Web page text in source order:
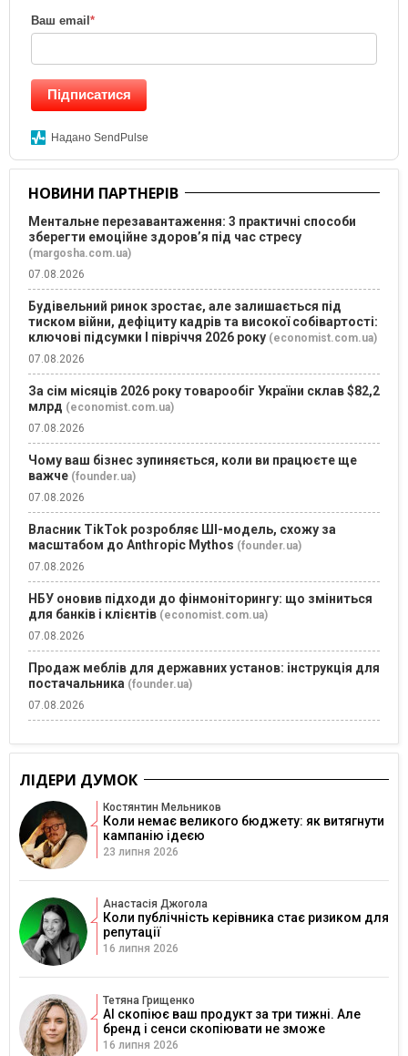
Ваш email *
Підписатися
Надано SendPulse
НОВИНИ ПАРТНЕРІВ
Ментальне перезавантаження: 3 практичні способи
зберегти емоційне здоров’я під час стресу
(margosha.com.ua)
07.08.2026
Будівельний ринок зростає, але залишається під
тиском війни, дефіциту кадрів та високої собівартості:
ключові підсумки І півріччя 2026 року (economist.com.ua)
07.08.2026
За сім місяців 2026 року товарообіг України склав $82,2
млрд (economist.com.ua)
07.08.2026
Чому ваш бізнес зупиняється, коли ви працюєте ще
важче (founder.ua)
07.08.2026
Власник TikTok розробляє ШІ-модель, схожу за
масштабом до Anthropic Mythos (founder.ua)
07.08.2026
НБУ оновив підходи до фінмоніторингу: що зміниться
для банків і клієнтів (economist.com.ua)
07.08.2026
Продаж меблів для державних установ: інструкція для
постачальника (founder.ua)
07.08.2026
ЛІДЕРИ ДУМОК
Костянтин Мельников
Коли немає великого бюджету: як витягнути
кампанію ідеєю
23 липня 2026
Анастасія Джогола
Коли публічність керівника стає ризиком для
репутації
16 липня 2026
Тетяна Грищенко
AI скопіює ваш продукт за три тижні. Але
бренд і сенси скопіювати не зможе
16 липня 2026